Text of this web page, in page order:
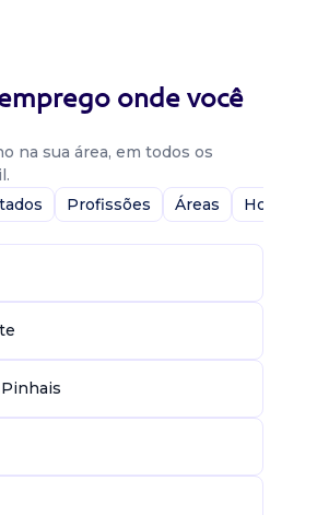
onde você
na sua área, em todos os
Profissões Áreas Home-